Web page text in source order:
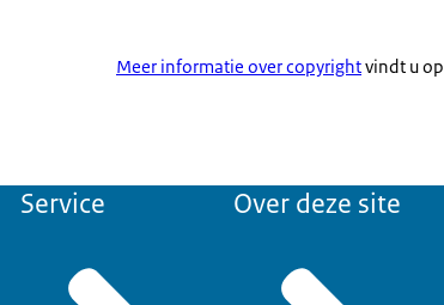
Meer informatie over copyrightvindt u op
Service Over deze site